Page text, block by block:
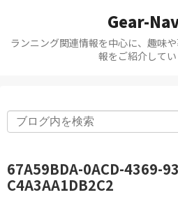
Gear-
ランニング関連情報を中心に、趣味
報をご紹介してい
67A59BDA-0ACD-4369-
C4A3AA1DB2C2